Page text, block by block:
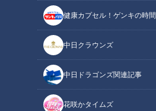
健康カプセル！ゲンキの時間
中日クラウンズ
中日ドラゴンズ関連記事
花咲かタイムズ